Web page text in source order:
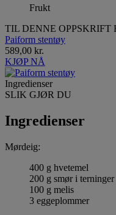
Frukt
TIL DENNE
Paiform stentøy
589,00 kr.
KJØP NÅ
Ingredienser
SLIK GJØR DU
Ingredienser
Mørdeig:
400 g hvetemel
200 g smør i terninger
100 g melis
3 eggeplommer